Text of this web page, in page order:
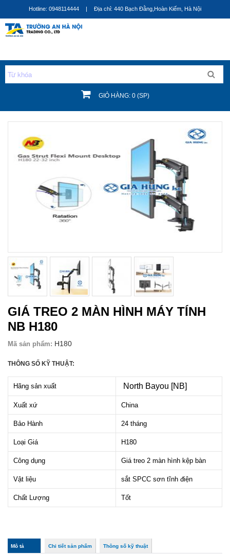
Nhảy
Hotline: 0948114444 | Địa chỉ: 440 Bạch Đằng,Hoàn Kiếm, Hà Nội
GIỎ HÀNG: 0 (SP)
Bạn đang ở đây
GIÁ TREO 2 MÀN HÌNH MÁY TÍNH
NB H180
Mã sản phẩm: H180
THÔNG SỐ KỸ THUẬT:
Hãng sản xuất North Bayou [NB]
Xuất xứ China
Bảo Hành 24 tháng
Loại Giá H180
Công dụng Giá treo 2 màn hình kệp bàn
Vật liệu sắt SPCC sơn tĩnh điện
Chất Lượng Tốt
col_horizontal
Mô tả Chi tiết sản phẩm Thông số kỹ thuật